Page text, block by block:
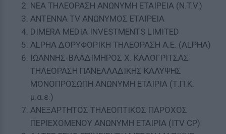
ΝΕΑ ΤΗΛΕΟΡΑΣΗ ΑΝΩΝΥΜΗ ΕΤΑΙΡΕΙΑ (N.T.V.)
ΑΝΤΕΝΝΑ TV ΑΝΩΝΥΜΟΣ ΕΤΑΙΡΕΙΑ
DIMERA MEDIA INVESTMENTS LIMITED
ALPHA ΔΟΡΥΦΟΡΙΚΗ ΤΗΛΕΟΡΑΣΗ Α.Ε. (ALPHA)
ΙΩΑΝΝΗΣ-ΒΛΑΔΙΜΗΡΟΣ Χ. ΚΑΛΟΓΡΙΤΣΑΣ
ΤΗΛΕΟΡΑΣΗ ΠΑΝΕΛΛΑΔΙΚΗΣ ΚΑΛΥΨΗΣ
ΜΟΝΟΠΡΟΣΩΠΗ ΑΝΩΝΥΜΗ ΕΤΑΙΡΙΑ (Τ.Π.Κ.
μ.α.ε.)
ΑΝΕΞΑΡΤΗΤΟΣ ΤΗΛΕΟΠΤΙΚΟΣ ΠΑΡΟΧΟΣ
ΠΕΡΙΕΧΟΜΕΝΟΥ ΑΝΩΝΥΜΗ ΕΤΑΙΡΙΑ (ITV CP)